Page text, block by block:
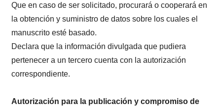
Que en caso de ser solicitado, procurará o cooperará en
la obtención y suministro de datos sobre los cuales el
manuscrito esté basado.
Declara que la información divulgada que pudiera
pertenecer a un tercero cuenta con la autorización
correspondiente.
Autorización para la publicación y compromiso de